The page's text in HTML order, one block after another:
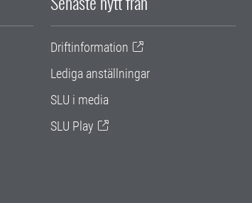
Driftinformation
Lediga anställningar
SLU i media
SLU Play